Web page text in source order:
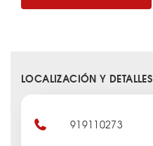
LOCALIZACIÓN Y DETALLES
919110273